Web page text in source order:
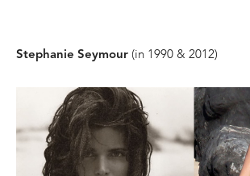
Stephanie Seymour (in 1990 & 2012)